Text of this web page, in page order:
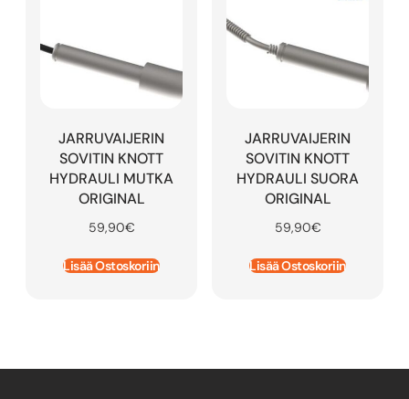
JARRUVAIJERIN
SOVITIN KNOTT
HYDRAULI MUTKA
ORIGINAL
59,90€
Lisää Ostoskoriin
JARRUVAIJERIN
SOVITIN KNOTT
HYDRAULI SUORA
ORIGINAL
59,90€
Lisää Ostoskoriin